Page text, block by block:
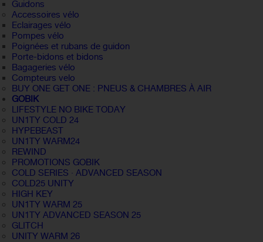
Guidons
Accessoires vélo
Eclairages vélo
Pompes vélo
Poignées et rubans de guidon
Porte-bidons et bidons
Bagageries vélo
Compteurs velo
BUY ONE GET ONE : PNEUS & CHAMBRES À AIR
GOBIK
LIFESTYLE NO BIKE TODAY
UN1TY COLD 24
HYPEBEAST
UN1TY WARM24
REWIND
PROMOTIONS GOBIK
COLD SERIES · ADVANCED SEASON
COLD25 UNITY
HIGH KEY
UN1TY WARM 25
UN1TY ADVANCED SEASON 25
GLITCH
UNITY WARM 26